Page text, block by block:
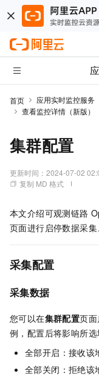
首页 应用实时监控服务
查看监控详情（新版）
集群配置
更新时间： 2024-07-02
复制 MD 格式
本文介绍可观测链路
页面进行启停数据采集
采集配置
采集数据
您可以在集群配置页
例，配置后将影响所选
全部开启：接收该
全部关闭：拒绝该